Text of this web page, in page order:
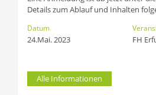
Details zum Ablauf und Inhalten
Alle Informationen
Datum
24.Mai. 2023 FH